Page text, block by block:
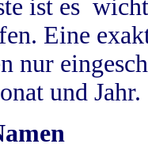
ist es
Eine
nur
und Jahr.